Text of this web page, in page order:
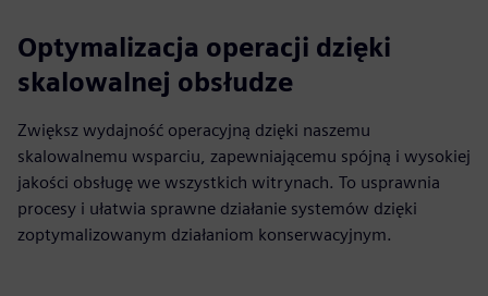
Optymalizacja operacji dzięki
skalowalnej obsłudze
Zwiększ wydajność operacyjną dzięki naszemu
skalowalnemu wsparciu, zapewniającemu spójną i wysokiej
jakości obsługę we wszystkich witrynach. To usprawnia
procesy i ułatwia sprawne działanie systemów dzięki
zoptymalizowanym działaniom konserwacyjnym.